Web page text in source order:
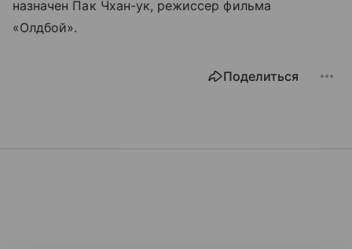
назначен Пак Чхан-ук, режиссер фильма
«Олдбой».
Поделиться